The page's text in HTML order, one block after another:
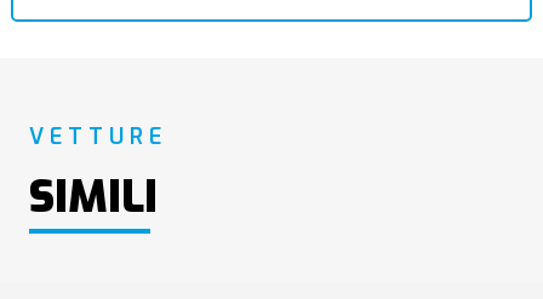
VETTURE
SIMILI